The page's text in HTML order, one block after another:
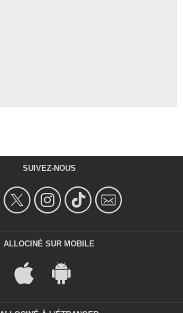
SUIVEZ-NOUS
ALLOCINÉ SUR MOBILE